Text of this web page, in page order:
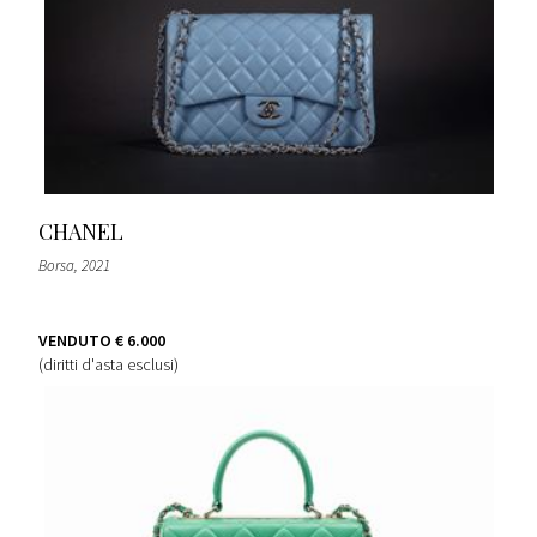
CHANEL
Borsa, 2021
VENDUTO € 6.000
(diritti d'asta esclusi)